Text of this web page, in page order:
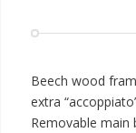
Beech wood
extra
Removable main